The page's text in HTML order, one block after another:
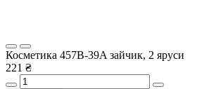
Косметика 457B-39A зайчик, 2 яруси
221 ₴